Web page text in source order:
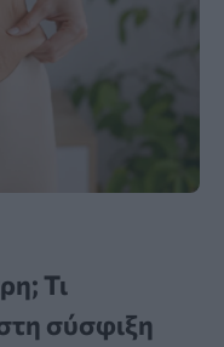
Τι
σύσφιξη